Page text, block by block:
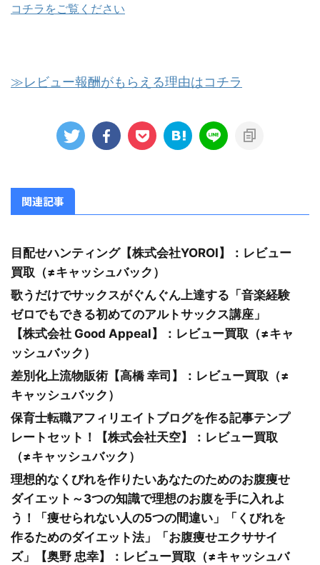
コチラをご覧ください
≫レビュー報酬がもらえる理由はコチラ
関連記事
目配せハンティング【株式会社YOROI】：レビュー
買取（≠キャッシュバック）
歌うだけでサックスがぐんぐん上達する「音楽経験
ゼロでもできる初めてのアルトサックス講座」
【株式会社 Good Appeal】：レビュー買取（≠キャ
ッシュバック）
差別化上流物販術【高橋 幸司】：レビュー買取（≠
キャッシュバック）
保育士転職アフィリエイトブログを作る記事テンプ
レートセット！【株式会社天空】：レビュー買取
（≠キャッシュバック）
理想的なくびれを作りたいあなたのためのお腹痩せ
ダイエット～3つの知識で理想のお腹を手に入れよ
う！「痩せられない人の5つの間違い」「くびれを
作るためのダイエット法」「お腹痩せエクササイ
ズ」【奥野 忠幸】：レビュー買取（≠キャッシュバ